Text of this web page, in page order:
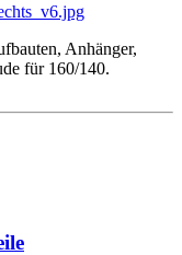
Anhänger,
für 160/140.